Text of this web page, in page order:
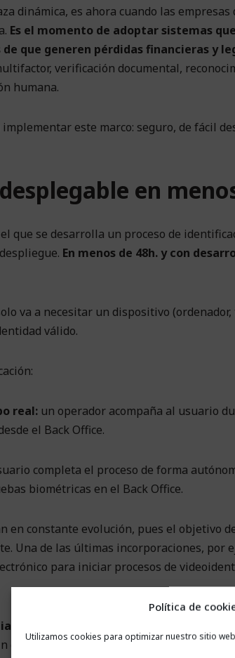
Política de
Utilizamos cookies para optimizar nuestro sitio
dinámica, es ahora cuando las
Es el momento de adoptar sistemas
que generen pérdidas financieras y
verificación documental,
humana.
este marco: seguro, de fácil
en
que se desarrolla un proceso de
En menos de 48h. y con
va a necesitar un dispositivo
válido.
real:un operador acompaña al usuario
el Back Office.
completa el proceso de forma
biométricas en el Back Office.
en constante evolución, pues el objetivo
Una de las últimas incorporaciones, por
para iniciar procesos de
opciones de personalización
que el usuario perciba un cambio de